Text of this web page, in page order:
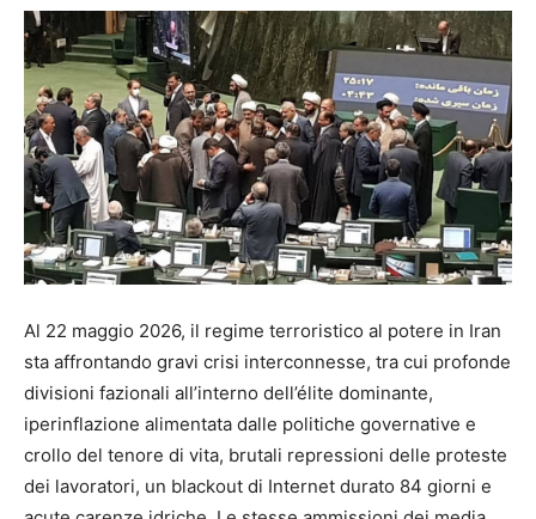
Al 22 maggio 2026, il regime terroristico al potere in Iran
sta affrontando gravi crisi interconnesse, tra cui profonde
divisioni fazionali all’interno dell’élite dominante,
iperinflazione alimentata dalle politiche governative e
crollo del tenore di vita, brutali repressioni delle proteste
dei lavoratori, un blackout di Internet durato 84 giorni e